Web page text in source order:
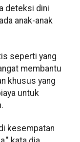
deteksi dini
anak-anak
seperti yang
membantu
khusus yang
untuk
kesempatan